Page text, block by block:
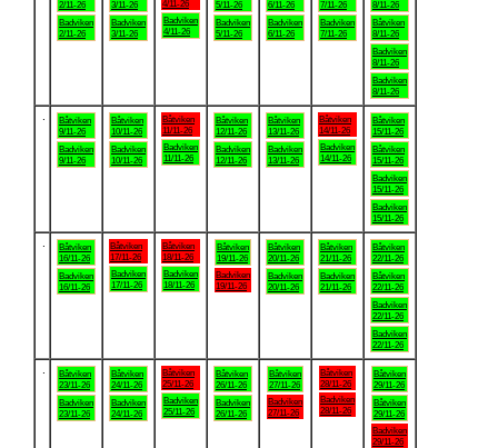
2/11-26
Badviken
2/11-26
3/11-26
Badviken
3/11-26
4/11-26
Badviken
4/11-26
5/11-26
Badviken
5/11-26
6/11-26
Badviken
6/11-26
7/11-26
Badviken
7/11-26
8/11-26
Båtviken
8/11-26
Badviken
8/11-26
Badviken
8/11-26
Båtviken
9/11-26
Badviken
9/11-26
Båtviken
10/11-26
Badviken
10/11-26
Båtviken
11/11-26
Badviken
11/11-26
Båtviken
12/11-26
Badviken
12/11-26
Båtviken
13/11-26
Badviken
13/11-26
Båtviken
14/11-26
Badviken
14/11-26
Båtviken
15/11-26
Båtviken
15/11-26
Badviken
15/11-26
Badviken
15/11-26
Båtviken
16/11-26
Badviken
16/11-26
Båtviken
17/11-26
Badviken
17/11-26
Båtviken
18/11-26
Badviken
18/11-26
Båtviken
19/11-26
Badviken
19/11-26
Båtviken
20/11-26
Badviken
20/11-26
Båtviken
21/11-26
Badviken
21/11-26
Båtviken
22/11-26
Båtviken
22/11-26
Badviken
22/11-26
Badviken
22/11-26
Båtviken
23/11-26
Badviken
23/11-26
Båtviken
24/11-26
Badviken
24/11-26
Båtviken
25/11-26
Badviken
25/11-26
Båtviken
26/11-26
Badviken
26/11-26
Båtviken
27/11-26
Badviken
27/11-26
Båtviken
28/11-26
Badviken
28/11-26
Båtviken
29/11-26
Båtviken
29/11-26
Badviken
29/11-26